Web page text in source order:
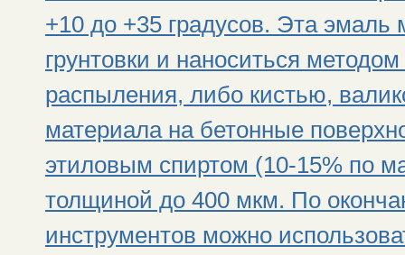
+10 до +35 градусов. Эта эмаль
грунтовки и наноситься
распыления, либо кистью,
материала на бетонные
этиловым спиртом (10-15% по
толщиной до 400 мкм. По
инструментов можно